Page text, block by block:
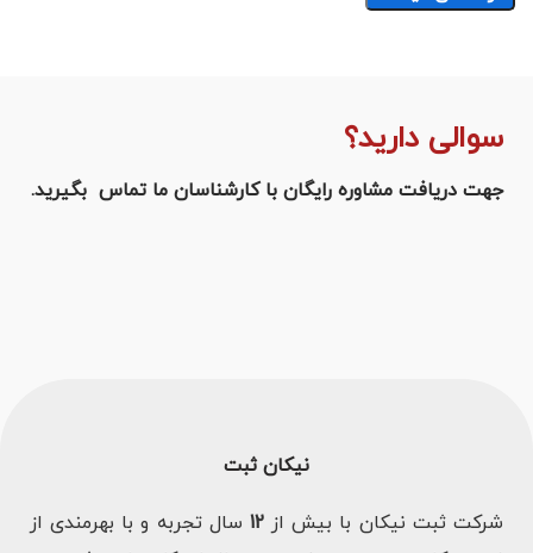
سوالی دارید؟
جهت دریافت مشاوره رایگان با کارشناسان ما تماس بگیرید.
نیکان ثبت
شرکت ثبت نیکان با بیش از 12 سال تجربه و با بهرمندی از